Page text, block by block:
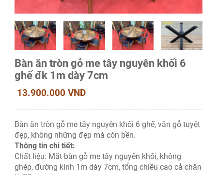
Bàn ăn tròn gỗ me tây nguyên khối 6
ghế đk 1m dày 7cm
13.900.000 VND
Bàn ăn tròn gỗ me tây nguyên khối 6 ghế, vân gỗ tuyệt
đẹp, không những đẹp mà còn bền.
Thông tin chi tiết:
Chất liệu: Mặt bàn gỗ me tây nguyên khối, không
ghép, đường kính 1m dày 7cm, tổng chiều cao cả chân